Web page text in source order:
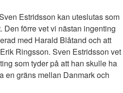
Estridsson kan uteslutas som
Den förre vet vi nästan ingenting
med Harald Blåtand och att
Ringsson. Sven Estridsson vet
som tyder på att han skulle ha
en gräns mellan Danmark och